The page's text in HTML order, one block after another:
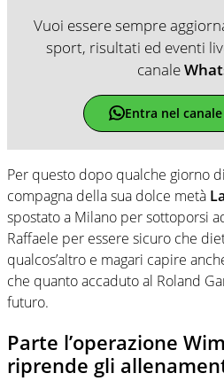
Vuoi essere sempre
sport, risultati ed eventi
canale
Entra nel
Per questo dopo qualche giorno
compagna della sua dolce metà
spostato a Milano per sottoporsi
Raffaele per essere sicuro che
qualcos’altro e magari capire
che quanto accaduto al Roland
futuro.
Parte l’operazione
riprende gli